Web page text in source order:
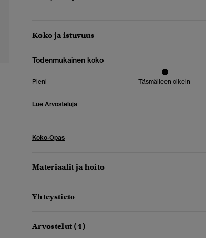
Koko ja istuvuus
Todenmukainen koko
Pieni Täsmälleen oikein
Lue Arvosteluja
Koko-Opas
Materiaalit ja hoito
Yhteystieto
Arvostelut (4)